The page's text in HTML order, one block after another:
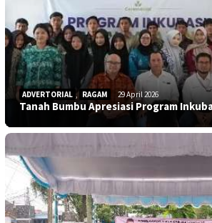
ADVERTORIAL , RAGAM 29 April 2026
Tanah Bumbu Apresiasi Program